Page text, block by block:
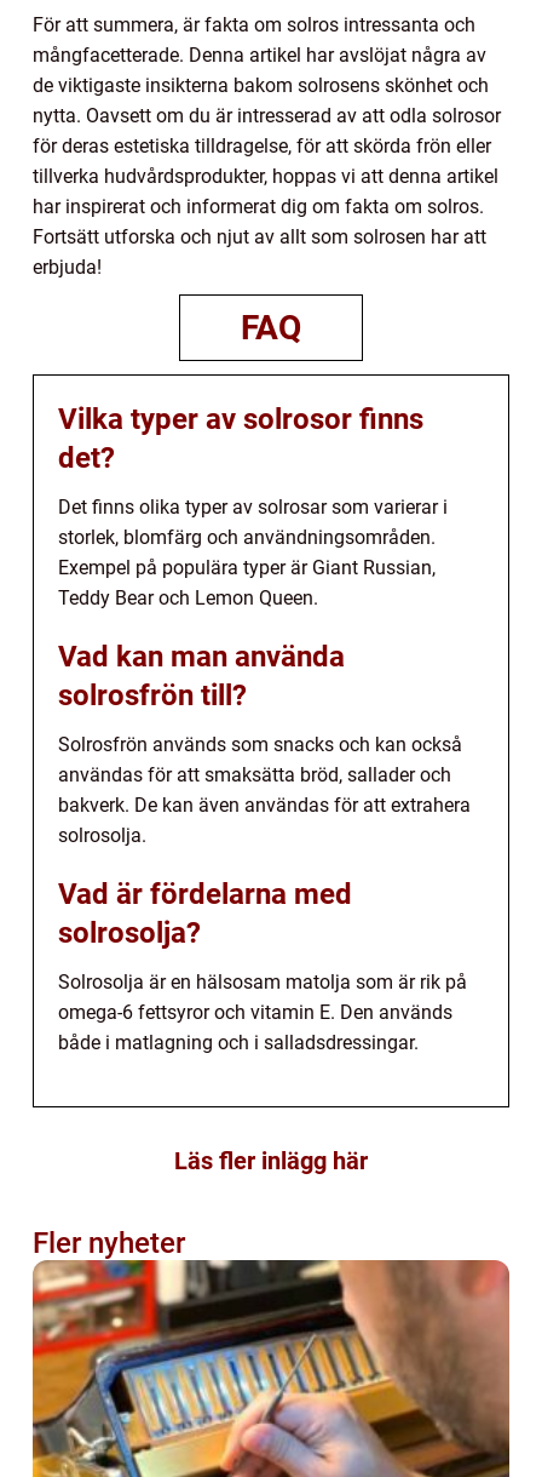
För att summera, är fakta om solros intressanta och
mångfacetterade. Denna artikel har avslöjat några av
de viktigaste insikterna bakom solrosens skönhet och
nytta. Oavsett om du är intresserad av att odla solrosor
för deras estetiska tilldragelse, för att skörda frön eller
tillverka hudvårdsprodukter, hoppas vi att denna artikel
har inspirerat och informerat dig om fakta om solros.
Fortsätt utforska och njut av allt som solrosen har att
erbjuda!
FAQ
Vilka typer av solrosor finns
det?
Det finns olika typer av solrosar som varierar i
storlek, blomfärg och användningsområden.
Exempel på populära typer är Giant Russian,
Teddy Bear och Lemon Queen.
Vad kan man använda
solrosfrön till?
Solrosfrön används som snacks och kan också
användas för att smaksätta bröd, sallader och
bakverk. De kan även användas för att extrahera
solrosolja.
Vad är fördelarna med
solrosolja?
Solrosolja är en hälsosam matolja som är rik på
omega-6 fettsyror och vitamin E. Den används
både i matlagning och i salladsdressingar.
Läs fler inlägg här
Fler nyheter